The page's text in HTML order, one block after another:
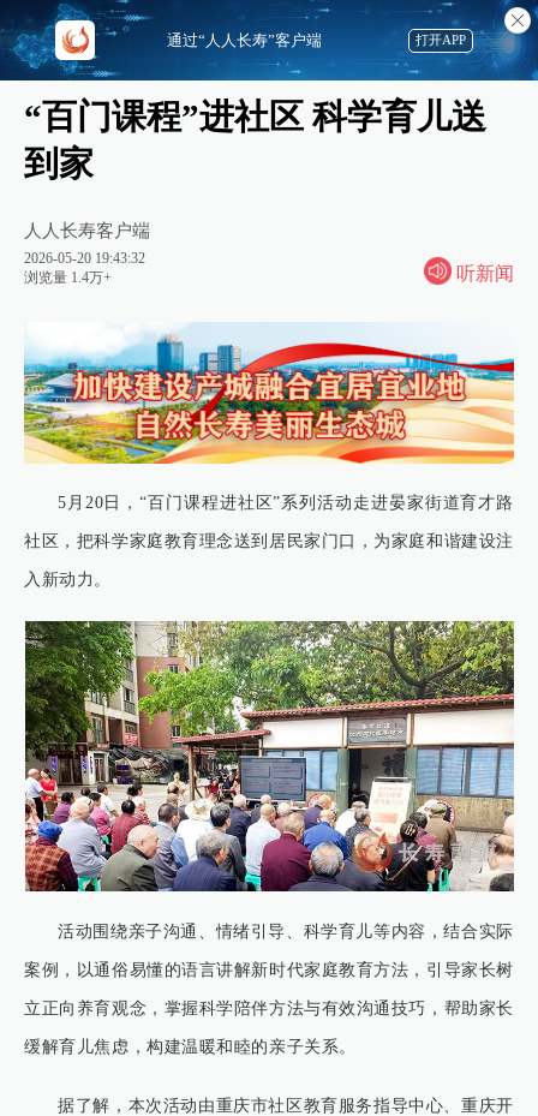
“百门课程”进社区 科学育儿送
到家
人人长寿客户端
2026-05-20 19:43:32
浏览量 1.4万+
听新闻
5月20日，“百门课程进社区”系列活动走进晏家街道育才路
社区，把科学家庭教育理念送到居民家门口，为家庭和谐建设注
入新动力。
活动围绕亲子沟通、情绪引导、科学育儿等内容，结合实际
案例，以通俗易懂的语言讲解新时代家庭教育方法，引导家长树
立正向养育观念，掌握科学陪伴方法与有效沟通技巧，帮助家长
缓解育儿焦虑，构建温暖和睦的亲子关系。
据了解，本次活动由重庆市社区教育服务指导中心、重庆开
通过“人人长寿”客户端 打开APP